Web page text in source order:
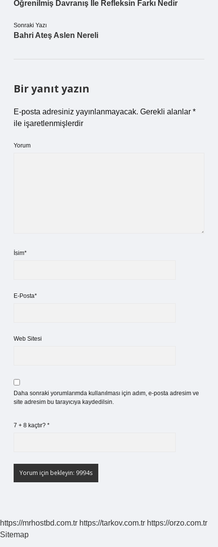
Öğrenilmiş Davranış Ile Refleksin Farkı Nedir
Sonraki Yazı
Bahri Ateş Aslen Nereli
Bir yanıt yazın
E-posta adresiniz yayınlanmayacak. Gerekli alanlar *
ile işaretlenmişlerdir
Yorum
İsim*
E-Posta*
Web Sitesi
Daha sonraki yorumlarımda kullanılması için adım, e-posta adresim ve
site adresim bu tarayıcıya kaydedilsin.
7 + 8 kaçtır? *
https://mrhostbd.com.tr https://tarkov.com.tr https://orzo.com.tr
Sitemap